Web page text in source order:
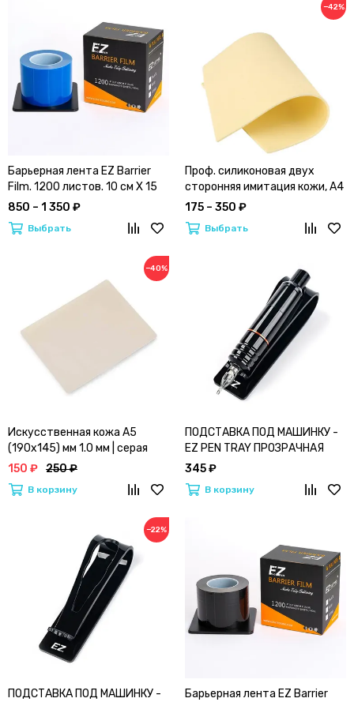
Барьерная лента EZ Barrier
Film. 1200 листов. 10 см Х 15
см | синяя
850 – 1 350 ₽
Выбрать
−42%
Проф. силиконовая двух
сторонняя имитация кожи, A4
175 – 350 ₽
Выбрать
−40%
Искусственная кожа A5
(190х145) мм 1.0 мм | серая
150 ₽ 250 ₽
В корзину
ПОДСТАВКА ПОД МАШИНКУ -
EZ PEN TRAY ПРОЗРАЧНАЯ
345 ₽
В корзину
−22%
ПОДСТАВКА ПОД МАШИНКУ - Барьерная лента EZ Barrier